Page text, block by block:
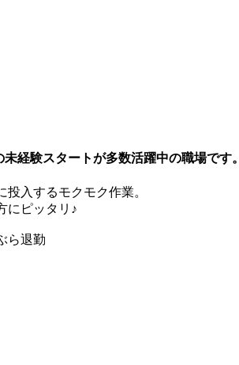
経験スタートが多数活躍中の職場です。
入するモクモク作業。
にピッタリ♪
ら退勤